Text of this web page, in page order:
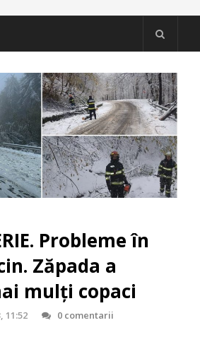
Probleme în
Zăpada a
mulți copaci
11:52 0 comentarii